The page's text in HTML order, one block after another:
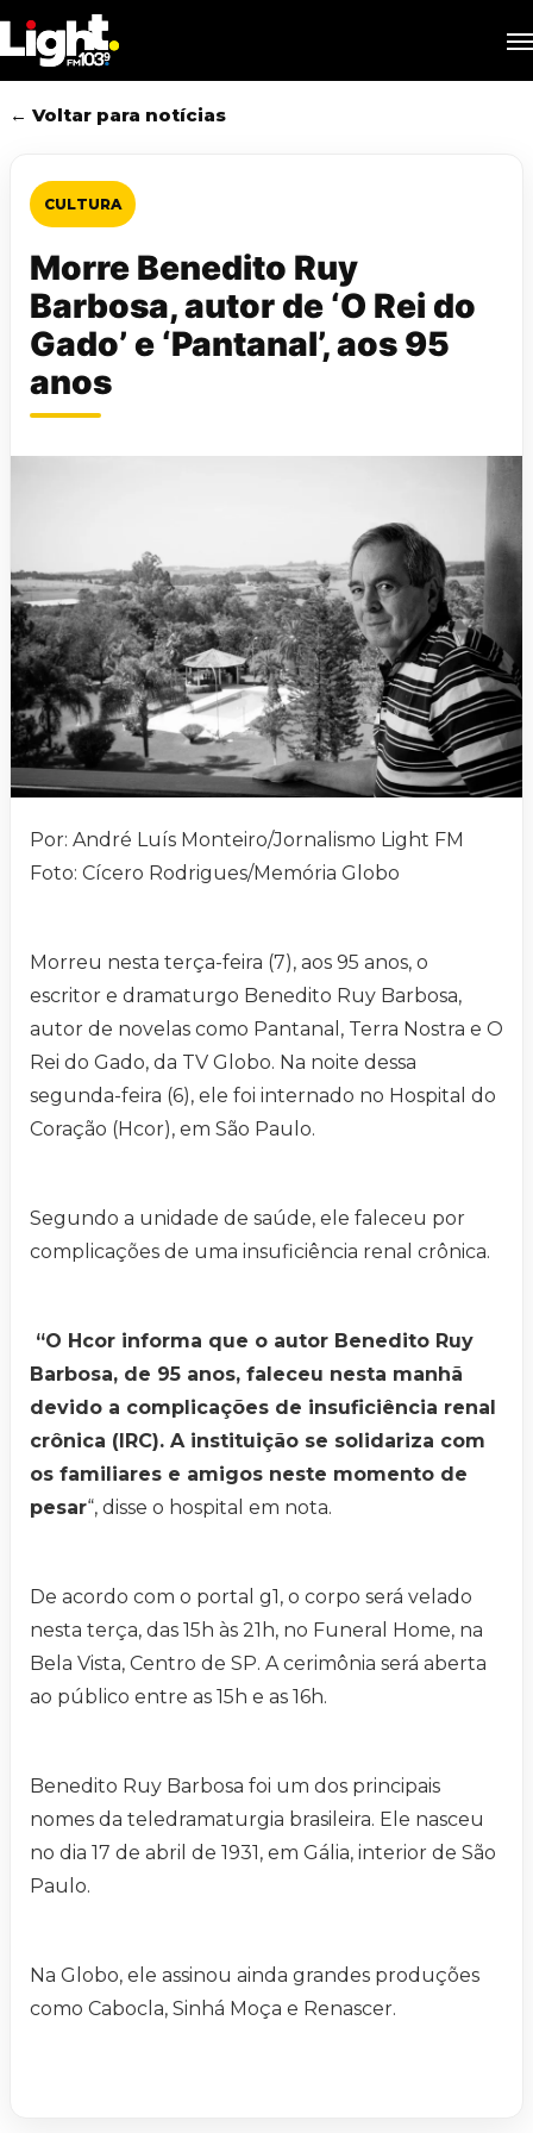
to
main
content
← Voltar para notícias
CULTURA
Morre Benedito Ruy
Barbosa, autor de ‘O Rei do
Gado’ e ‘Pantanal’, aos 95
anos
Por: André Luís Monteiro/Jornalismo Light FM
Foto: Cícero Rodrigues/Memória Globo
Morreu nesta terça-feira (7), aos 95 anos, o
escritor e dramaturgo Benedito Ruy Barbosa,
autor de novelas como Pantanal, Terra Nostra e O
Rei do Gado, da TV Globo. Na noite dessa
segunda-feira (6), ele foi internado no Hospital do
Coração (Hcor), em São Paulo.
Segundo a unidade de saúde, ele faleceu por
complicações de uma insuficiência renal crônica.
“O Hcor informa que o autor Benedito Ruy
Barbosa, de 95 anos, faleceu nesta manhã
devido a complicações de insuficiência renal
crônica (IRC). A instituição se solidariza com
os familiares e amigos neste momento de
pesar“, disse o hospital em nota.
De acordo com o portal g1, o corpo será velado
nesta terça, das 15h às 21h, no Funeral Home, na
Bela Vista, Centro de SP. A cerimônia será aberta
ao público entre as 15h e as 16h.
Benedito Ruy Barbosa foi um dos principais
nomes da teledramaturgia brasileira. Ele nasceu
no dia 17 de abril de 1931, em Gália, interior de São
Paulo.
Na Globo, ele assinou ainda grandes produções
como Cabocla, Sinhá Moça e Renascer.